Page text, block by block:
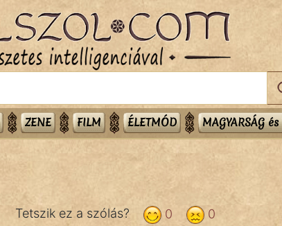
ZENE FILM ÉLETMÓD MAGYARSÁG
0
0
Tetszik ez a szólás?